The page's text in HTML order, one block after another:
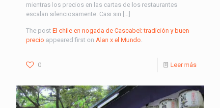
mientras los precios en las cartas de los restaurantes
escalan silenciosamente. Casi sin […]
The post El chile en nogada de Cascabel: tradición y buen
precio appeared first on Alan x el Mundo.
0 Leer más